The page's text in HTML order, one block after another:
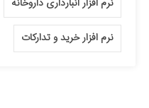
نرم افزار انبارداری داروخانه
نرم افزار خرید و تدارکات